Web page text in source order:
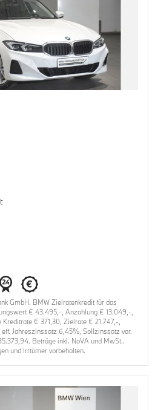
GmbH. BMW Zielratenkredit für das
€ 43.495,-, Anzahlung € 13.049,-,
€ 371,30, Zielrate € 21.747,-,
Jahreszinssatz 6,45%, Sollzinssatz var.
Beträge inkl. NoVA und MwSt..
und Irrtümer vorbehalten.